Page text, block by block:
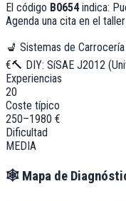
El código B0654indica:
Agenda una cita en el
💺 Sistemas de
€🔨 DIY: SíSAE J2012
Experiencias
20
Coste típico
250–1980 €
Dificultad
MEDIA
🕸️ Mapa de